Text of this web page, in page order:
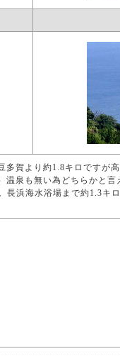
賀より約1.8キロですが
泉も無い為どちらかと
浜海水浴場まで約1.3キ